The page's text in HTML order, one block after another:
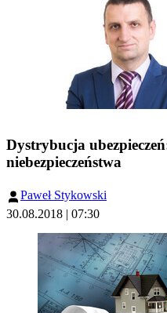
Dystrybucja
niebezpieczeństwa
Paweł Stykowski
30.08.2018 | 07:30